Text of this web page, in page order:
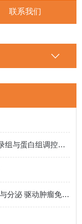
联系我们
IF=14.5！揭示抗癌靶点hRpn13的转录组与蛋白组调控机制
Munc13-4 介导外泌体 PD-L1 的分选与分泌 驱动肿瘤免疫逃逸